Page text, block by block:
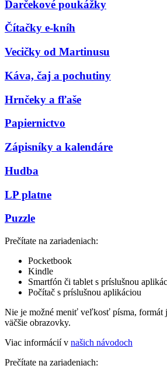
Darčekové poukážky
Čítačky e-kníh
Vecičky od Martinusu
Káva, čaj a pochutiny
Hrnčeky a fľaše
Papiernictvo
Zápisníky a kalendáre
Hudba
LP platne
Puzzle
Prečítate na zariadeniach:
Pocketbook
Kindle
Smartfón či tablet s príslušnou
Počítač s príslušnou aplikáciou
Nie je možné meniť veľkosť písma, formát
väčšie obrazovky.
Viac informácií v našich návodoch
Prečítate na zariadeniach: